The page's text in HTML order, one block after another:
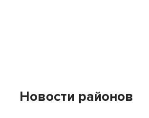
Новости районов